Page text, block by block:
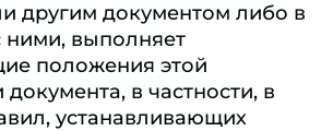
другим документом либо в
ними, выполняет
положения этой
в частности, в
устанавливающих